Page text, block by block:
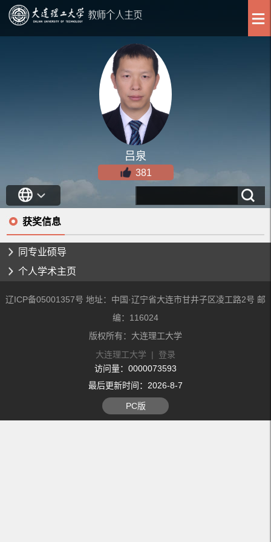
吕泉
381
获奖信息
同专业硕导
个人学术主页
辽ICP备05001357号 地址：中国·辽宁省大连市甘井子区凌工路2号 邮
编：116024
版权所有：大连理工大学
大连理工大学 | 登录
访问量： 0000073593
最后更新时间： 2026-8-7
PC版